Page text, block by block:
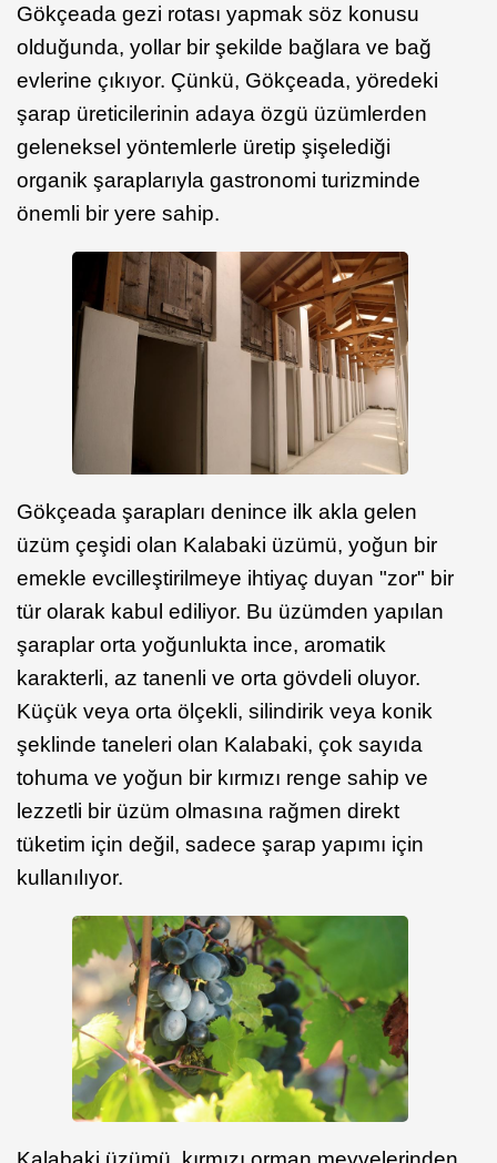
Gökçeada gezi rotası yapmak söz konusu
olduğunda, yollar bir şekilde bağlara ve bağ
evlerine çıkıyor. Çünkü, Gökçeada, yöredeki
şarap üreticilerinin adaya özgü üzümlerden
geleneksel yöntemlerle üretip şişelediği
organik şaraplarıyla gastronomi turizminde
önemli bir yere sahip.
Gökçeada şarapları denince ilk akla gelen
üzüm çeşidi olan Kalabaki üzümü, yoğun bir
emekle evcilleştirilmeye ihtiyaç duyan "zor" bir
tür olarak kabul ediliyor. Bu üzümden yapılan
şaraplar orta yoğunlukta ince, aromatik
karakterli, az tanenli ve orta gövdeli oluyor.
Küçük veya orta ölçekli, silindirik veya konik
şeklinde taneleri olan Kalabaki, çok sayıda
tohuma ve yoğun bir kırmızı renge sahip ve
lezzetli bir üzüm olmasına rağmen direkt
tüketim için değil, sadece şarap yapımı için
kullanılıyor.